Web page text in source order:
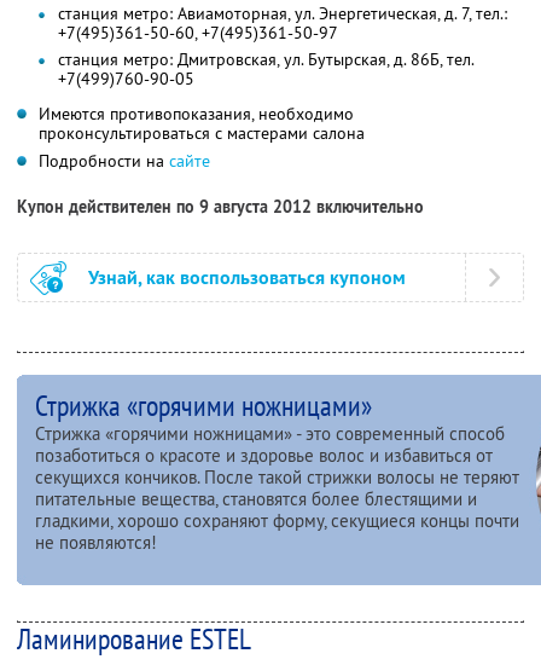
станция метро: Авиамоторная, ул. Энергетическая, д. 7, тел.:
+7(495)361-50-60, +7(495)361-50-97
станция метро: Дмитровская, ул. Бутырская, д. 86Б, тел.
+7(499)760-90-05
Имеются противопоказания, необходимо
проконсультироваться с мастерами салона
Подробности на сайте
Купон действителен по 9 августа 2012 включительно
Узнай, как воспользоваться купоном
Стрижка «горячими ножницами»
Стрижка «горячими ножницами» - это современный способ
позаботиться о красоте и здоровье волос и избавиться от
секущихся кончиков. После такой стрижки волосы не теряют
питательные вещества, становятся более блестящими и
гладкими, хорошо сохраняют форму, секущиеся концы почти
не появляются!
Ламинирование ESTEL